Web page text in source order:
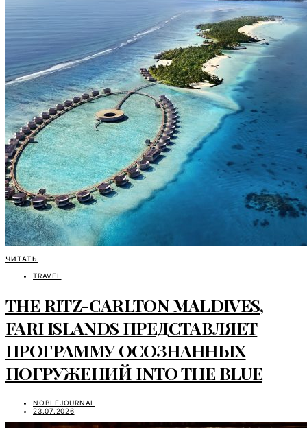
ЧИТАТЬ
TRAVEL
THE RITZ-CARLTON MALDIVES,
FARI ISLANDS ПРЕДСТАВЛЯЕТ
ПРОГРАММУ ОСОЗНАННЫХ
ПОГРУЖЕНИЙ INTO THE BLUE
NOBLEJOURNAL
23.07.2026